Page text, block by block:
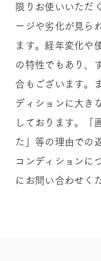
限りお使いいただ
ージや劣化が見ら
ます。経年変化や
の特性でもあり、
合もございます。
ディションに大き
しております。「
た」等の理由での
コンディションに
にお問い合わせく